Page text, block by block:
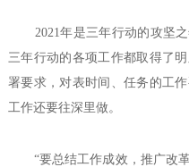
2021年是三年行动的攻坚之
三年行动的各项工作都取得了
署要求，对表时间、任务的工
工作还要往深里做。
“要总结工作成效，推广改革